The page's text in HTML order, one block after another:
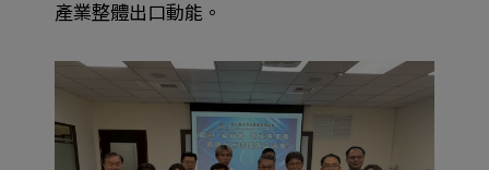
產業整體出口動能。